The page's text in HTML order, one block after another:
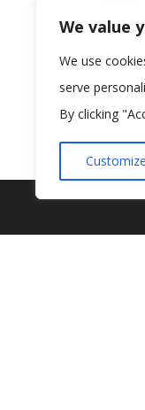
We value
We use
serve
By clicking
Customize